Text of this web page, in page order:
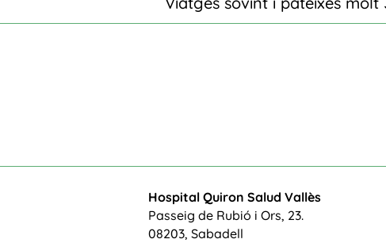
Hospital Quiron Salud Vallès
Passeig de Rubió i Ors, 23.
08203, Sabadell